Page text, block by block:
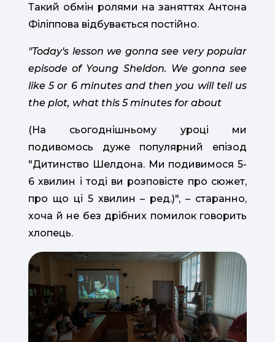
Такий обмін ролями на заняттях Антона
Філіппова відбувається постійно.
"Today's lesson we gonna see very popular
episode of Young Sheldon. We gonna see
like 5 or 6 minutes and then you will tell us
the plot, what this 5 minutes for about
(На сьогоднішньому уроці ми
подивомось дуже популярний епізод
"Дитинство Шелдона. Ми подивимося 5-
6 хвилин і тоді ви розповісте про сюжет,
про що ці 5 хвилин – ред.)", – старанно,
хоча й не без дрібних помилок говорить
хлопець.